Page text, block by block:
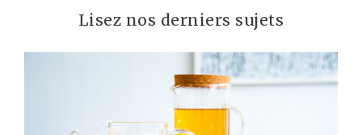
Lisez nos derniers sujets